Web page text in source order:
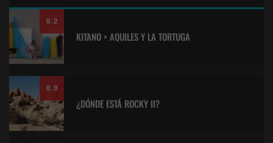
9.2
KITANO > AQUILES Y LA TORTUGA
8.9
¿DÓNDE ESTÁ ROCKY II?